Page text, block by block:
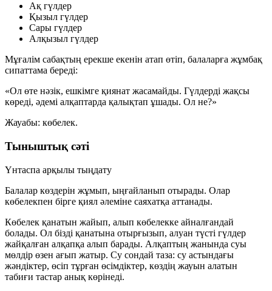
Ақ гүлдер
Қызыл гүлдер
Сары гүлдер
Алқызыл гүлдер
Мұғалім сабақтың ерекше екенін атап өтіп, балаларға жұмбақ
сипаттама береді:
«Ол өте нәзік, ешкімге қиянат жасамайды. Гүлдерді жақсы
көреді, әдемі алқаптарда қалықтап ұшады. Ол не?»
Жауабы: көбелек.
Тыныштық сәті
Үнтаспа арқылы тыңдату
Балалар көздерін жұмып, ыңғайланып отырады. Олар
көбелекпен бірге қиял әлеміне саяхатқа аттанады.
Көбелек қанатын жайып, алып көбелекке айналғандай
болады. Ол бізді қанатына отырғызып, алуан түсті гүлдер
жайқалған алқапқа алып барады. Алқаптың жанында суы
мөлдір өзен ағып жатыр. Су сондай таза: су астындағы
жәндіктер, өсіп тұрған өсімдіктер, көздің жауын алатын
табиғи тастар анық көрінеді.